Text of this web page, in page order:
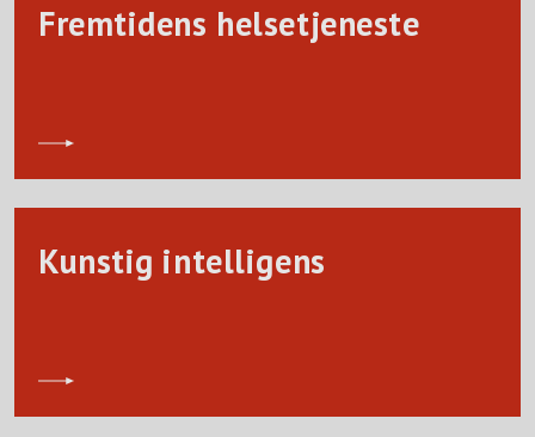
Fremtidens helsetjeneste
Kunstig intelligens